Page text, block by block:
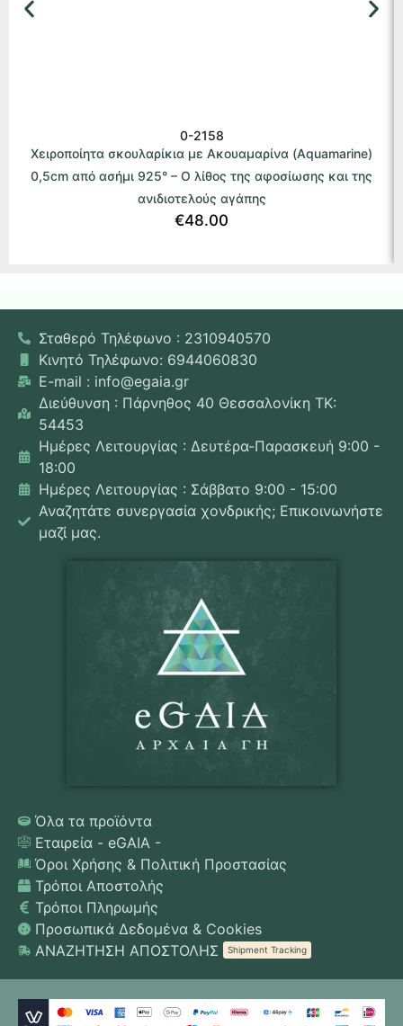
0-2158
Χειροποίητα σκουλαρίκια με Ακουαμαρίνα (Aquamarine)
0,5cm από ασήμι 925° – Ο λίθος της αφοσίωσης και της
ανιδιοτελούς αγάπης
€48.00
Σταθερό Τηλέφωνο : 2310940570
Κινητό Τηλέφωνο: 6944060830
E-mail : info@egaia.gr
Διεύθυνση : Πάρνηθος 40 Θεσσαλονίκη ΤΚ:
54453
Ημέρες Λειτουργίας : Δευτέρα-Παρασκευή 9:00 -
18:00
Ημέρες Λειτουργίας : Σάββατο 9:00 - 15:00
Αναζητάτε συνεργασία χονδρικής; Επικοινωνήστε
μαζί μας.
Όλα τα προϊόντα
Εταιρεία - eGAIA -
Όροι Χρήσης & Πολιτική Προστασίας
Τρόποι Αποστολής
Τρόποι Πληρωμής
Προσωπικά Δεδομένα & Cookies
ΑΝΑΖΗΤΗΣΗ ΑΠΟΣΤΟΛΗΣ
Shipment Tracking